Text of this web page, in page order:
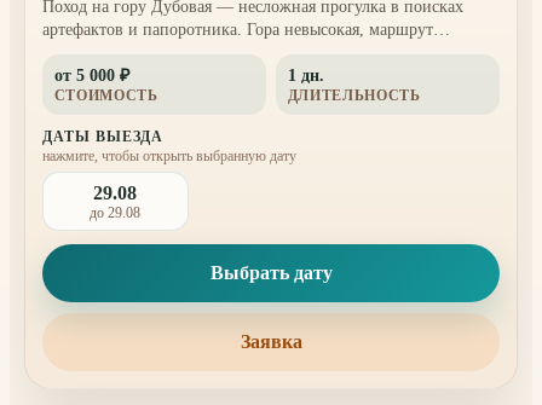
Поход на гору Дубовая — несложная прогулка в поисках
артефактов и папоротника. Гора невысокая, маршрут
6–7 км с небольшим подъемом. С вершины и открытых
участков видны окрестности, Уссури и Китай. По отзывам
от 5 000 ₽
СТОИМОСТЬ
1 дн.
ДЛИТЕЛЬНОСТЬ
ДАТЫ ВЫЕЗДА
нажмите, чтобы открыть выбранную дату
29.08
до 29.08
Выбрать дату
Заявка